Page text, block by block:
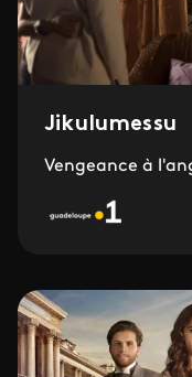
Jikulumessu
Vengeance à